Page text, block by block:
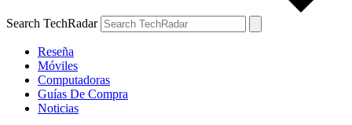
Search TechRadar
Reseña
Móviles
Computadoras
Guías De Compra
Noticias